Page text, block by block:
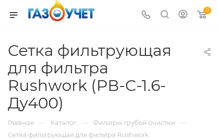
0
Сетка фильтрующая
для фильтра
Rushwork (РВ-С-1.6-
Ду400)
Главная — Каталог — Фильтры грубой очистки —
Сетка фильтрующая для фильтра Rushwork